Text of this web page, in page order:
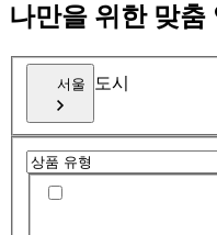
나만을 위한 맞춤
서울 도시